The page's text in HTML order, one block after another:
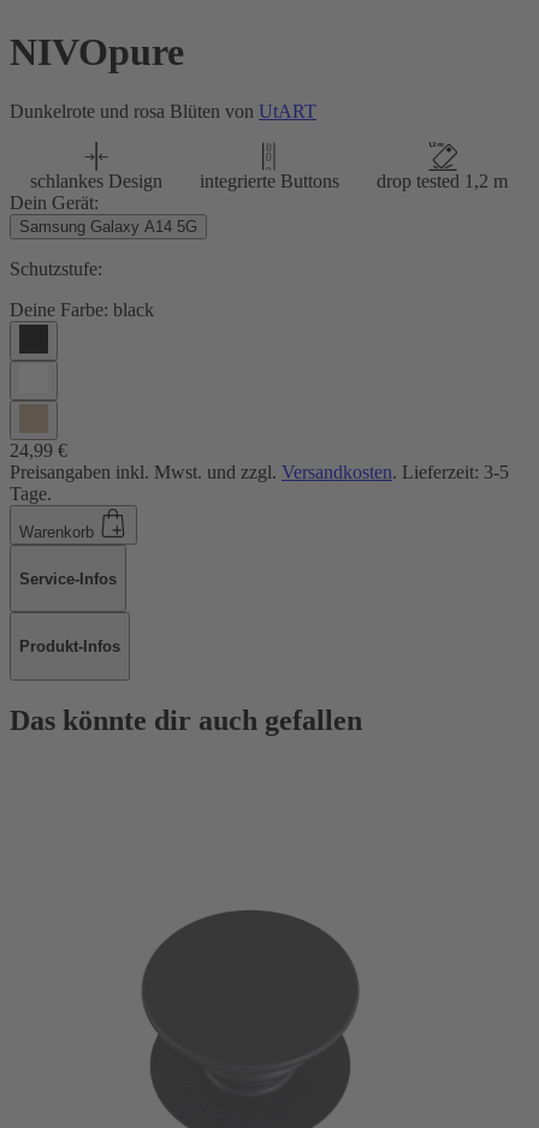
NIVOpure
Dunkelrote und rosa Blüten von UtART
schlankes Design integrierte Buttons
drop tested 1,2 m
Dein Gerät:
Samsung Galaxy A14 5G
Schutzstufe:
Deine Farbe: black
24,99 €
Preisangaben inkl. Mwst. und zzgl. Versandkosten. Lieferzeit: 3-5
Tage.
Warenkorb
Service-Infos
Produkt-Infos
Das könnte dir auch gefallen